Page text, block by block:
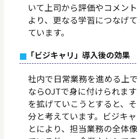
いて上司から評価やコメン
より、更なる学習につなげ
ています。
「ビジキャリ」導入後の効果
社内で日常業務を進める上
ならOJTで身に付けられま
を拡げていこうとすると、
分と考えています。ビジキ
とにより、担当業務の全体